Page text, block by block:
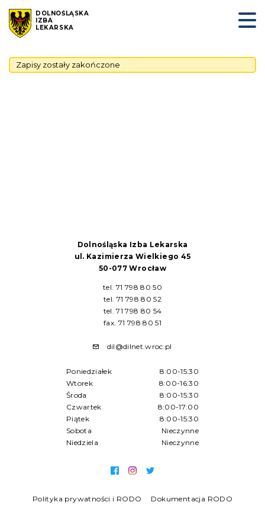
DOLNOŚLĄSKA
IZBA
LEKARSKA
Zapisy zostały zakończone
Dolnośląska Izba Lekarska
ul. Kazimierza Wielkiego 45
50-077 Wrocław
tel. 71 798 80 50
tel. 71 798 80 52
tel. 71 798 80 54
fax. 71 798 80 51
dil@dilnet.wroc.pl
Poniedziałek
8:00-15:30
Wtorek
8:00-16:30
Środa
8:00-15:30
Czwartek
8:00-17:00
Piątek
8:00-15:30
Sobota
Nieczynne
Niedziela
Nieczynne
Polityka prywatności i RODO Dokumentacja RODO